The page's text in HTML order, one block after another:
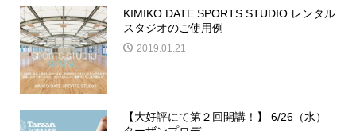
KIMIKO DATE SPORTS STUDIO​ レンタル
スタジオのご使用例
2019.01.21
【大好評にて第２回開講！】 6/26（水）